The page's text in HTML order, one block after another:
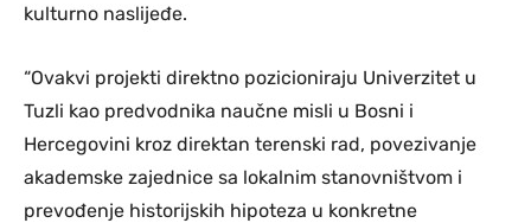
kulturno naslijeđe.
“Ovakvi projekti direktno pozicioniraju Univerzitet u
Tuzli kao predvodnika naučne misli u Bosni i
Hercegovini kroz direktan terenski rad, povezivanje
akademske zajednice sa lokalnim stanovništvom i
prevođenje historijskih hipoteza u konkretne